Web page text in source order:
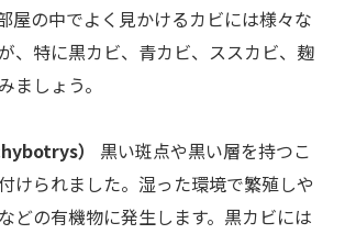
屋の中でよく見かけるカビには様々な
、特に黒カビ、青カビ、ススカビ、麹
ましょう。
）
黒い斑点や黒い層を持つこ
けられました。湿った環境で繁殖しや
どの有機物に発生します。黒カビには